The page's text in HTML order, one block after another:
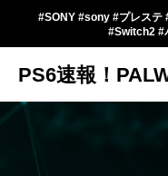
#SONY #sony #プレス
#Switch2 #
PS6速報！